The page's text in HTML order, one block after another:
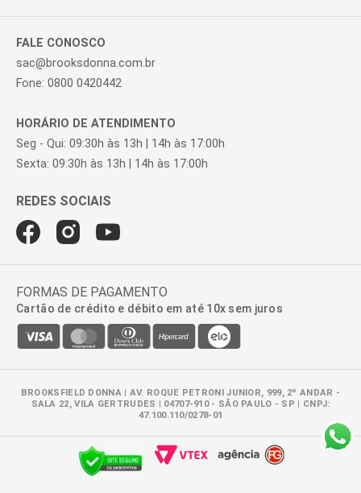
FALE CONOSCO
sac@brooksdonna.com.br
Fone: 0800 0420442
HORÁRIO DE ATENDIMENTO
Seg - Qui: 09:30h às 13h | 14h às 17:00h
Sexta: 09:30h às 13h | 14h às 17:00h
FORMAS DE PAGAMENTO
Cartão de crédito e débito em até 10x sem juros
BROOKSFIELD DONNA | AV. ROQUE PETRONI JUNIOR, 999, 2º ANDAR -
SALA 22, VILA GERTRUDES | 04707-910 - SÃO PAULO - SP | CNPJ:
47.100.110/0278-01